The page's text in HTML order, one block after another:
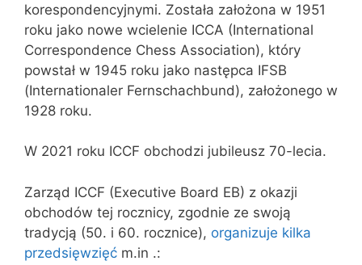
korespondencyjnymi. Została założona w 1951
roku jako nowe wcielenie ICCA (International
Correspondence Chess Association), który
powstał w 1945 roku jako następca IFSB
(Internationaler Fernschachbund), założonego w
1928 roku.
W 2021 roku ICCF obchodzi jubileusz 70-lecia.
Zarząd ICCF (Executive Board EB) z okazji
obchodów tej rocznicy, zgodnie ze swoją
tradycją (50. i 60. rocznice), organizuje kilka
przedsięwzięć m.in .: